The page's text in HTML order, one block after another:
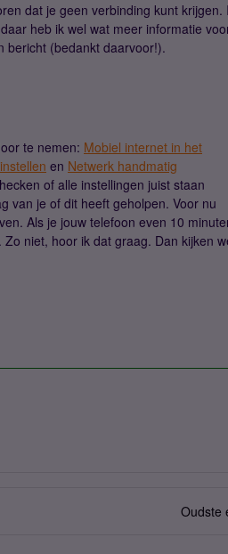
dat je geen verbinding kunt krijgen.
heb ik wel wat meer informatie
bericht (bedankt daarvoor!).
te nemen: Mobiel internet in het
en Netwerk handmatig
of alle instellingen juist staan
van je of dit heeft geholpen. Voor nu
Als je jouw telefoon even 10
niet, hoor ik dat graag. Dan kijken
Oudste